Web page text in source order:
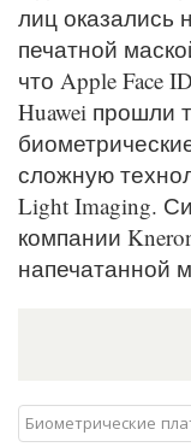
лиц оказались
печатной
что Apple Face
Huawei прошли
сложную
Light Imaging.
компании
напечатанной
Биометрические